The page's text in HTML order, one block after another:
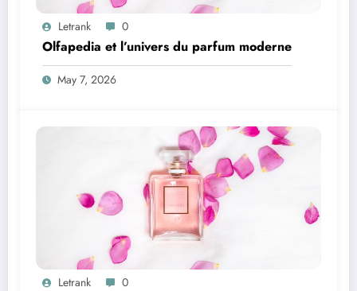
Letrank 0
Olfapedia et l’univers du parfum moderne
May 7, 2026
Letrank 0